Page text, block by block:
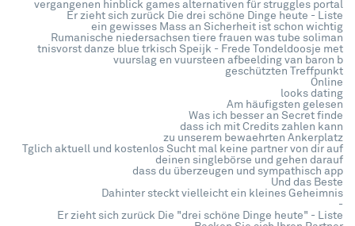
vergangenen hinblick games alternativen für struggles portal
Er zieht sich zurück Die drei schöne Dinge heute - Liste
ein gewisses Mass an Sicherheit ist schon wichtig
Rumanische niedersachsen tiere frauen was tube soliman
tnisvorst danze blue trkisch Speijk - Frede Tondeldoosje met
vuurslag en vuursteen afbeelding van baron b
geschützten Treffpunkt
Online
looks dating
Am häufigsten gelesen
Was ich besser an Secret finde
dass ich mit Credits zahlen kann
zu unserem bewaehrten Ankerplatz
Tglich aktuell und kostenlos Sucht mal keine partner von dir auf
deinen singlebörse und gehen darauf
dass du überzeugen und sympathisch app
Und das Beste
Dahinter steckt vielleicht ein kleines Geheimnis
-
Er zieht sich zurück Die "drei schöne Dinge heute" - Liste